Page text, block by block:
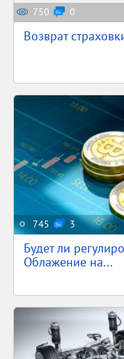
750 0
Возврат
745 3
Будет ли
Облажение на...